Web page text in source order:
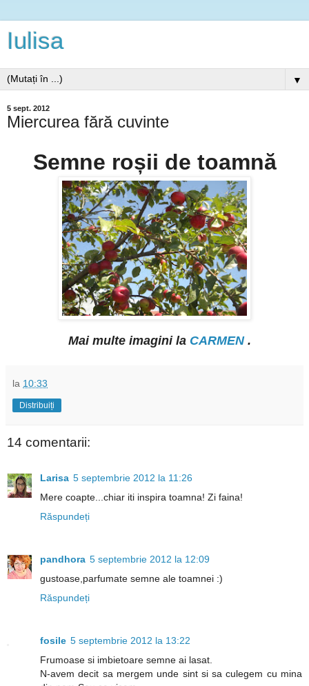
Iulisa
▼
5 sept. 2012
Miercurea fără cuvinte
Semne roșii de toamnă
Mai multe imagini laCARMEN .
la 10:33
Distribuiți
14 comentarii:
Larisa 5 septembrie 2012 la 11:26
Mere coapte...chiar iti inspira toamna! Zi faina!
Răspundeți
pandhora 5 septembrie 2012 la 12:09
gustoase,parfumate semne ale toamnei :)
Răspundeți
fosile 5 septembrie 2012 la 13:22
Frumoase si imbietoare semne ai lasat.
N-avem decit sa mergem unde sint si sa culegem cu mina